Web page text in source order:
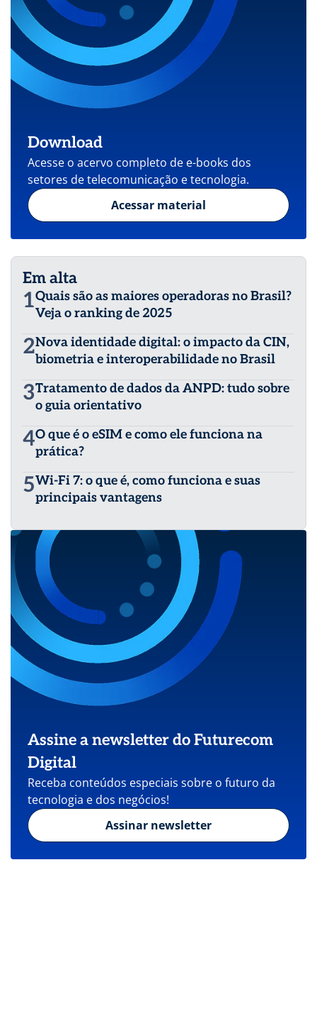
Download
Acesse o acervo completo de e-books dos
setores de telecomunicação e tecnologia.
Acessar material
Em alta
1Quais são as maiores operadoras no Brasil?
Veja o ranking de 2025
2Nova identidade digital: o impacto da CIN,
biometria e interoperabilidade no Brasil
3Tratamento de dados da ANPD: tudo sobre
o guia orientativo
4O que é o eSIM e como ele funciona na
prática?
5Wi-Fi 7: o que é, como funciona e suas
principais vantagens
Assine a newsletter do Futurecom
Digital
Receba conteúdos especiais sobre o futuro da
tecnologia e dos negócios!
Assinar newsletter